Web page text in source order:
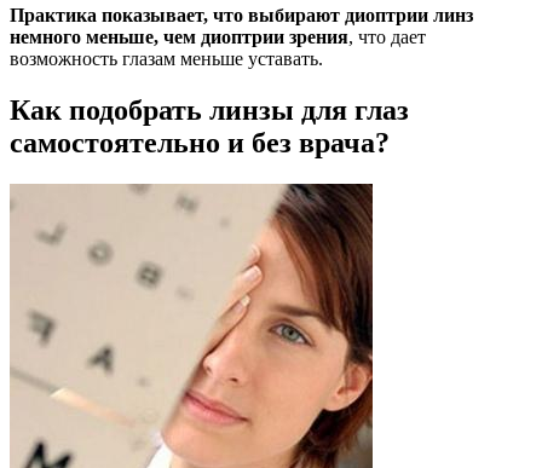
Практика показывает, что выбирают диоптрии линз
немного меньше, чем диоптрии зрения, что дает
возможность глазам меньше уставать.
Как подобрать линзы для глаз
самостоятельно и без врача?